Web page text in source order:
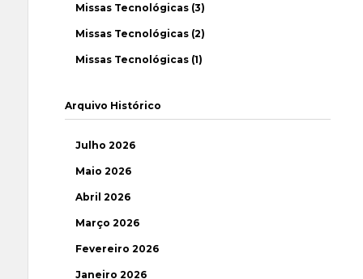
Missas Tecnológicas (3)
Missas Tecnológicas (2)
Missas Tecnológicas (1)
Arquivo Histórico
Julho 2026
Maio 2026
Abril 2026
Março 2026
Fevereiro 2026
Janeiro 2026